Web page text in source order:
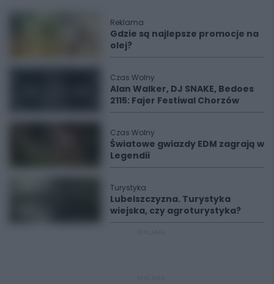
Reklama
Gdzie są najlepsze promocje na
olej?
Czas Wolny
Alan Walker, DJ SNAKE, Bedoes
2115: Fajer Festiwal Chorzów
Czas Wolny
Światowe gwiazdy EDM zagrają w
Legendii
Turystyka
Lubelszczyzna. Turystyka
wiejska, czy agroturystyka?